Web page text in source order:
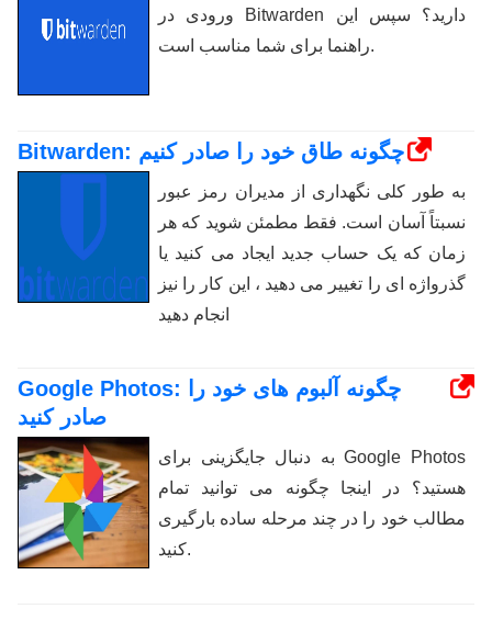
ورودی در Bitwarden دارید؟ سپس این
راهنما برای شما مناسب است.
Bitwarden: چگونه طاق خود را صادر کنیم
به طور کلی نگهداری از مدیران رمز عبور
نسبتاً آسان است. فقط مطمئن شوید که هر
زمان که یک حساب جدید ایجاد می کنید یا
گذرواژه ای را تغییر می دهید ، این کار را نیز
انجام دهید
Google Photos: چگونه آلبوم های خود را
صادر کنید
به دنبال جایگزینی برای Google Photos
هستید؟ در اینجا چگونه می توانید تمام
مطالب خود را در چند مرحله ساده بارگیری
کنید.